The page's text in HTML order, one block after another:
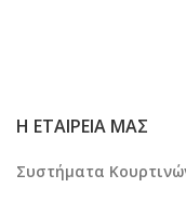
Η ΕΤΑΙΡΕΊΑ ΜΑΣ
Συστήματα